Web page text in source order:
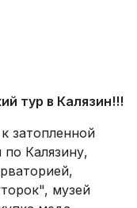
тур в Калязин!!!
затопленной
по Калязину,
музей